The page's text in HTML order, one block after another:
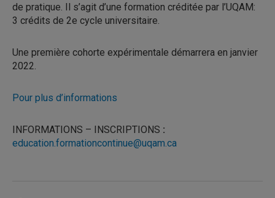
de pratique. Il s’agit d’une formation créditée par l’UQAM:
3 crédits de 2e cycle universitaire.
Une première cohorte expérimentale démarrera en janvier
2022.
Pour plus d’informations
INFORMATIONS – INSCRIPTIONS :
education.formationcontinue@uqam.ca